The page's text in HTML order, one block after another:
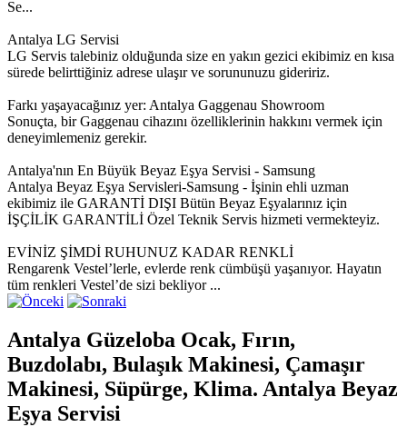
Se...
Antalya LG Servisi
LG Servis talebiniz olduğunda size en yakın gezici ekibimiz en kısa
sürede belirttiğiniz adrese ulaşır ve sorununuzu gideririz.
Farkı yaşayacağınız yer: Antalya Gaggenau Showroom
Sonuçta, bir Gaggenau cihazını özelliklerinin hakkını vermek için
deneyimlemeniz gerekir.
Antalya'nın En Büyük Beyaz Eşya Servisi - Samsung
Antalya Beyaz Eşya Servisleri-Samsung - İşinin ehli uzman
ekibimiz ile GARANTİ DIŞI Bütün Beyaz Eşyalarınız için
İŞÇİLİK GARANTİLİ Özel Teknik Servis hizmeti vermekteyiz.
EVİNİZ ŞİMDİ RUHUNUZ KADAR RENKLİ
Rengarenk Vestel’lerle, evlerde renk cümbüşü yaşanıyor. Hayatın
tüm renkleri Vestel’de sizi bekliyor ...
Antalya Güzeloba Ocak, Fırın,
Buzdolabı, Bulaşık Makinesi, Çamaşır
Makinesi, Süpürge, Klima. Antalya Beyaz
Eşya Servisi